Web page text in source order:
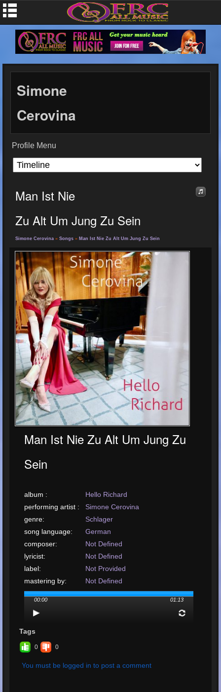
Simone
Cerovina
Profile Menu
Man Ist Nie
Zu Alt Um Jung Zu Sein
Simone Cerovina » Songs » Man Ist Nie Zu Alt Um Jung Zu Sein
Man Ist Nie Zu Alt Um Jung Zu
Sein
album :
Hello Richard
performing artist :
Simone Cerovina
genre:
Schlager
song language:
German
composer:
Not Defined
lyricist:
Not Defined
label:
Not Provided
mastering by:
Not Defined
arrangement by:
Not Defined
date:
upload your song:
Total Times
Played:
Total Times Rated: 2
00:00 01:13
Tags
0 0
You must be logged in to post a comment